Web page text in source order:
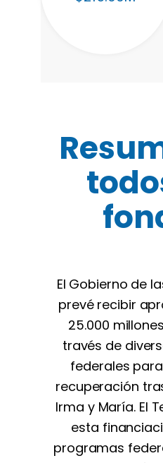
El Gobierno de
prevé recibir
25.000
través de
federales
recuperación
Irma y María. El
esta
programas